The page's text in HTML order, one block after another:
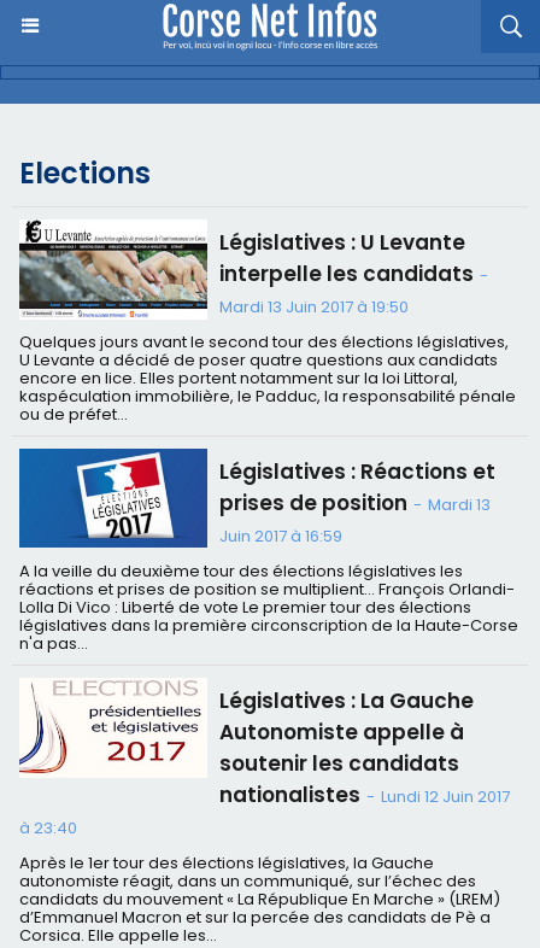
Elections
Législatives : U Levante
interpelle les candidats -
Mardi 13 Juin 2017 à 19:50
Quelques jours avant le second tour des élections législatives,
U Levante a décidé de poser quatre questions aux candidats
encore en lice. Elles portent notamment sur la loi Littoral,
kaspéculation immobilière, le Padduc, la responsabilité pénale
ou de préfet...
Législatives : Réactions et
prises de position - Mardi 13
Juin 2017 à 16:59
A la veille du deuxième tour des élections législatives les
réactions et prises de position se multiplient… François Orlandi-
Lolla Di Vico : Liberté de vote Le premier tour des élections
législatives dans la première circonscription de la Haute-Corse
n'a pas...
Législatives : La Gauche
Autonomiste appelle à
soutenir les candidats
nationalistes - Lundi 12 Juin 2017
à 23:40
Après le 1er tour des élections législatives, la Gauche
autonomiste réagit, dans un communiqué, sur l’échec des
candidats du mouvement « La République En Marche » (LREM)
d’Emmanuel Macron et sur la percée des candidats de Pè a
Corsica. Elle appelle les...